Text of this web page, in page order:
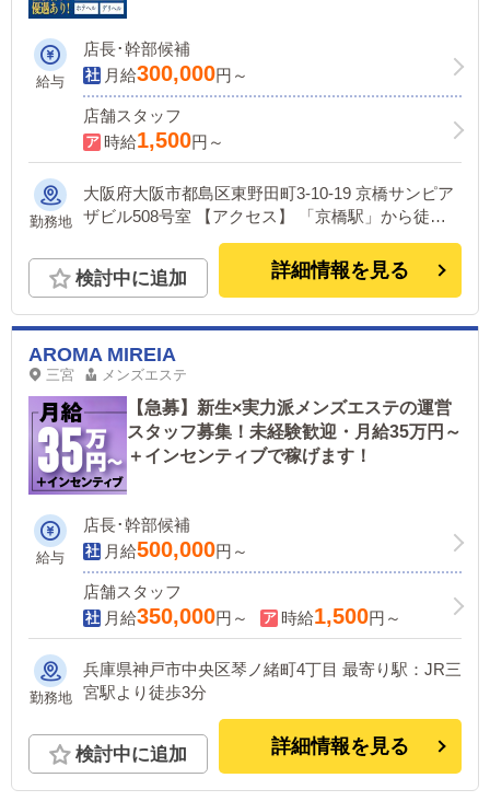
給与
店長･幹部候補
月給300,000円～
店舗スタッフ
時給1,500円～
勤務地
大阪府大阪市都島区東野田町3-10-19 京橋サンピア
ザビル508号室 【アクセス】 「京橋駅」から徒歩2
検討中に追加 詳細情報を見る
AROMA MIREIA
三宮 メンズエステ
【急募】新生×実力派メンズエステの運営
スタッフ募集！未経験歓迎・月給35万円～
＋インセンティブで稼げます！
給与
店長･幹部候補
月給500,000円～
店舗スタッフ
月給350,000円～ 時給1,500円～
勤務地
兵庫県神戸市中央区琴ノ緒町4丁目 最寄り駅：JR三
宮駅より徒歩3分
検討中に追加 詳細情報を見る